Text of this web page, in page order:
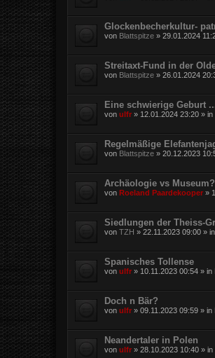
Glockenbecherkultur-
von Blattspitze » 29.01.2024
Streitaxt-Fund in der
von Blattspitze » 26.01.2024
Eine schwierige Geburt
von ulfr » 12.01.2024 23:20 » in
Regelmäßige
von Blattspitze » 20.12.2023
Archäologie vs Museum?
von Roeland Paardekooper »
Siedlungen der Theiss-
von TZH » 22.11.2023 09:00 » in
Spanisches Tollense
von ulfr » 10.11.2023 00:54 » in
Doch n Bär?
von ulfr » 09.11.2023 09:59 » in
Neandertaler in Polen
von ulfr » 28.10.2023 10:40 » in